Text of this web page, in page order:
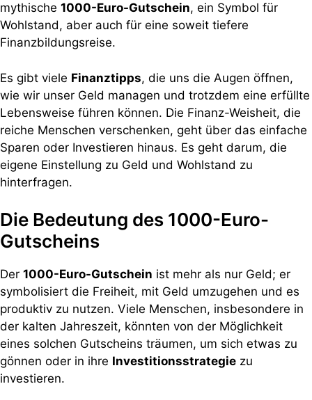
mythische 1000-Euro-Gutschein, ein Symbol für
Wohlstand, aber auch für eine soweit tiefere
Finanzbildungsreise.
Es gibt viele Finanztipps, die uns die Augen öffnen,
wie wir unser Geld managen und trotzdem eine erfüllte
Lebensweise führen können. Die Finanz-Weisheit, die
reiche Menschen verschenken, geht über das einfache
Sparen oder Investieren hinaus. Es geht darum, die
eigene Einstellung zu Geld und Wohlstand zu
hinterfragen.
Die Bedeutung des 1000-Euro-
Gutscheins
Der 1000-Euro-Gutschein ist mehr als nur Geld; er
symbolisiert die Freiheit, mit Geld umzugehen und es
produktiv zu nutzen. Viele Menschen, insbesondere in
der kalten Jahreszeit, könnten von der Möglichkeit
eines solchen Gutscheins träumen, um sich etwas zu
gönnen oder in ihre Investitionsstrategie zu
investieren.